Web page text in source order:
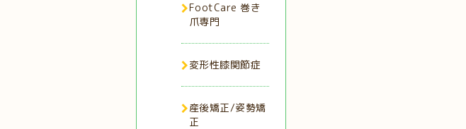
FootCare 巻き
爪専門
変形性膝関節症
産後矯正/姿勢矯
正